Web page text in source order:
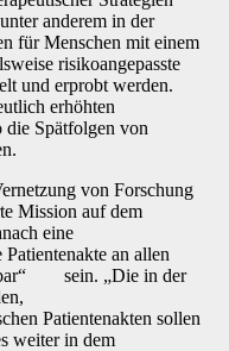
anderem in der
für Menschen mit einem
risikoangepasste
und erprobt werden.
erhöhten
die Spätfolgen von
von Forschung
Mission auf dem
eine
an allen
sein. „Die in der
Patientenakten sollen
weiter in dem